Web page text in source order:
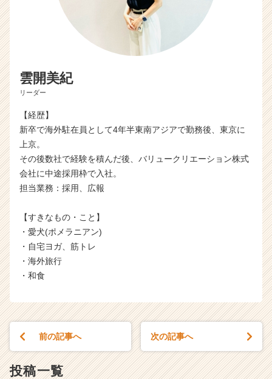
雲開美紀
リーダー
【経歴】
新卒で海外駐在員として4年半東南アジアで勤務後、東京に
上京。
その後数社で経験を積んだ後、バリュークリエーション株式
会社に中途採用枠で入社。
担当業務：採用、広報
【すきなもの・こと】
・愛犬(ポメラニアン)
・自宅ヨガ、筋トレ
・海外旅行
・和食
前の記事へ 次の記事へ
投稿一覧